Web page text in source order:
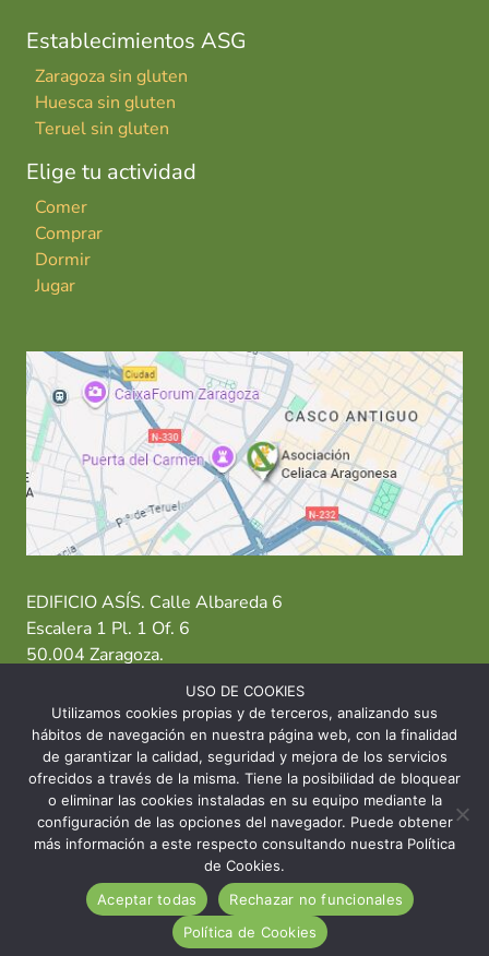
Establecimientos ASG
Zaragoza sin gluten
Huesca sin gluten
Teruel sin gluten
Elige tu actividad
Comer
Comprar
Dormir
Jugar
EDIFICIO ASÍS. Calle Albareda 6
Escalera 1 Pl. 1 Of. 6
50.004 Zaragoza.
T: 976 484 949 M: 635 638 563
Sede Zaragoza·Sede Huesca· Sede Teruel
© 2026 Asociación Celíaca Aragonesa
INICIO CONTACTO
AVISO LEGAL
POLÍTICA DE COOKIES
POLÍTICA DE PRIVACIDAD
USO DE COOKIES
Utilizamos cookies propias y de terceros, analizando sus
hábitos de navegación en nuestra página web, con la finalidad
de garantizar la calidad, seguridad y mejora de los servicios
ofrecidos a través de la misma. Tiene la posibilidad de bloquear
o eliminar las cookies instaladas en su equipo mediante la
configuración de las opciones del navegador. Puede obtener
más información a este respecto consultando nuestra Política
de Cookies.
Aceptar todas
Rechazar no funcionales
Política de Cookies